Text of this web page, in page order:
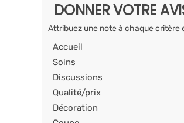
DONNER VOTRE
Attribuez une note à chaque critère
Accueil
Soins
Discussions
Qualité/prix
Décoration